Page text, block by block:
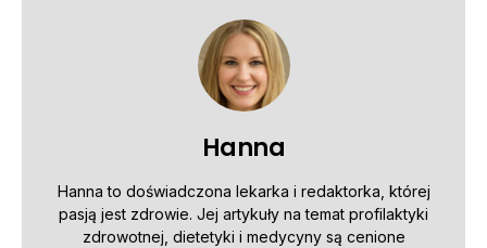
Hanna
Hanna to doświadczona lekarka i redaktorka, której
pasją jest zdrowie. Jej artykuły na temat profilaktyki
zdrowotnej, dietetyki i medycyny są cenione